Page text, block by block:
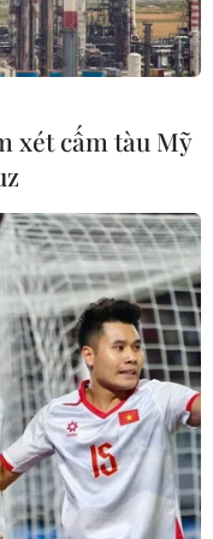
dõi cơ sở
Tiên
Jun-rak cho biết:
đang phối hợp
động thái liên
xét cấm tàu Mỹ